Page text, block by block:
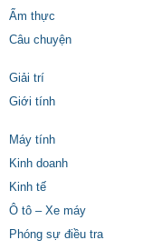
Ẩm thực
Câu chuyện
Giải trí
Giới tính
Máy tính
Kinh doanh
Kinh tế
Ô tô – Xe máy
Phóng sự điều tra